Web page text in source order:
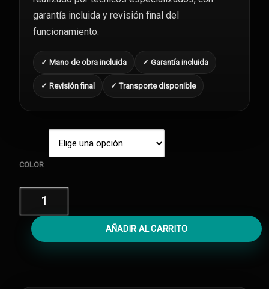
garantía incluida y revisión final del
funcionamiento.
✓ Mano de obra incluida ✓ Garantía incluida
✓ Revisión final ✓ Transporte disponible
COLOR
Cambiar
Cristal
Trasero
iPhone
AÑADIR AL CARRITO